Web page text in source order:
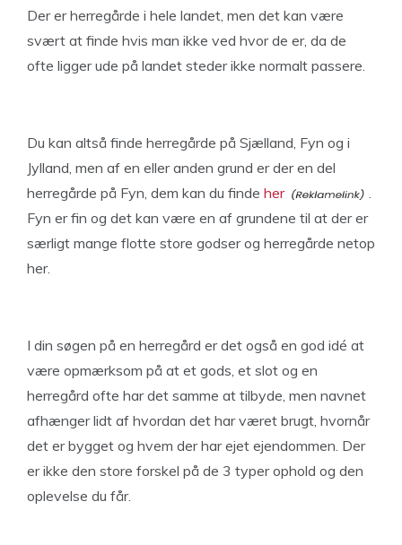
Der er herregårde i hele landet, men det kan være
svært at finde hvis man ikke ved hvor de er, da de
ofte ligger ude på landet steder ikke normalt passere.
Du kan altså finde herregårde på Sjælland, Fyn og i
Jylland, men af en eller anden grund er der en del
herregårde på Fyn, dem kan du finde her
.
Fyn er fin og det kan være en af grundene til at der er
særligt mange flotte store godser og herregårde netop
her.
I din søgen på en herregård er det også en god idé at
være opmærksom på at et gods, et slot og en
herregård ofte har det samme at tilbyde, men navnet
afhænger lidt af hvordan det har været brugt, hvornår
det er bygget og hvem der har ejet ejendommen. Der
er ikke den store forskel på de 3 typer ophold og den
oplevelse du får.